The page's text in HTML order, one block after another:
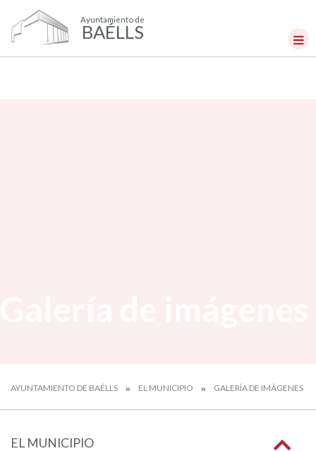
Ayuntamiento de
BAÉLLS
AYUNTAMIENTO DE BAÉLLS EL MUNICIPIO GALERÍA DE IMÁGENES
EL MUNICIPIO